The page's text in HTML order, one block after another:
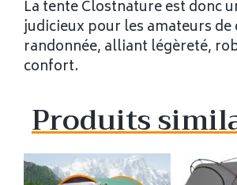
La tente Clostnature est donc
judicieux pour les amateurs de
randonnée, alliant légèreté,
confort.
Produits